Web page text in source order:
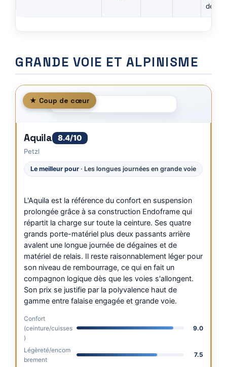
GRANDE VOIE ET ALPINISME
★ Coup de cœur
Aquila 8.4/10
Petzl
Le meilleur pour · Les longues journées en grande voie
L'Aquila est la référence du confort en suspension
prolongée grâce à sa construction Endoframe qui
répartit la charge sur toute la ceinture. Ses quatre
grands porte-matériel plus deux passants arrière
avalent une longue journée de dégaines et de
matériel de relais. Il reste raisonnablement léger pour
son niveau de rembourrage, ce qui en fait un
compagnon logique dès que les voies s'allongent.
Son prix se justifie par la polyvalence haut de
gamme entre falaise engagée et grande voie.
Confort
(ceinture/cuisses
)
9.0
Légèreté/encom
brement
7.5